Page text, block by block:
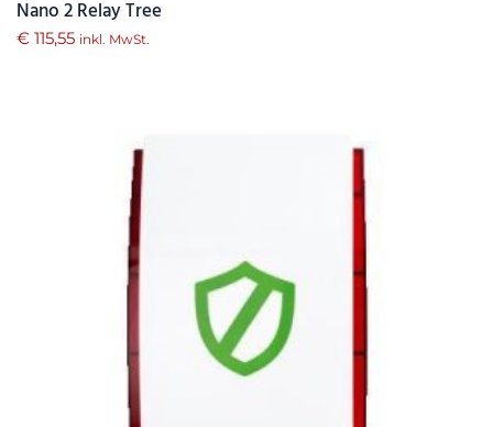
Nano 2 Relay Tree
€ 115,55 inkl. MwSt.